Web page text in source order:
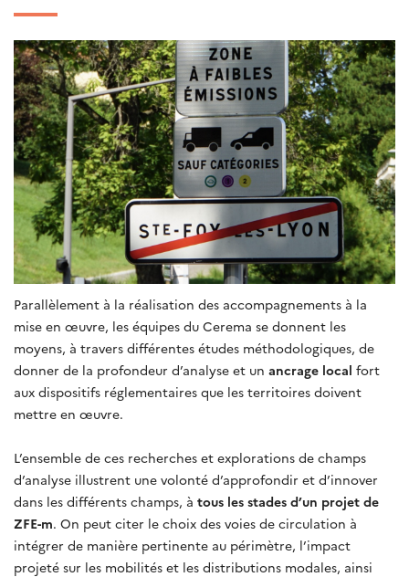
Parallèlement à la réalisation des accompagnements à la
mise en œuvre, les équipes du Cerema se donnent les
moyens, à travers différentes études méthodologiques, de
donner de la profondeur d’analyse et un ancrage local fort
aux dispositifs réglementaires que les territoires doivent
mettre en œuvre.
L’ensemble de ces recherches et explorations de champs
d’analyse illustrent une volonté d’approfondir et d’innover
dans les différents champs, à tous les stades d’un projet de
ZFE-m. On peut citer le choix des voies de circulation à
intégrer de manière pertinente au périmètre, l’impact
projeté sur les mobilités et les distributions modales, ainsi